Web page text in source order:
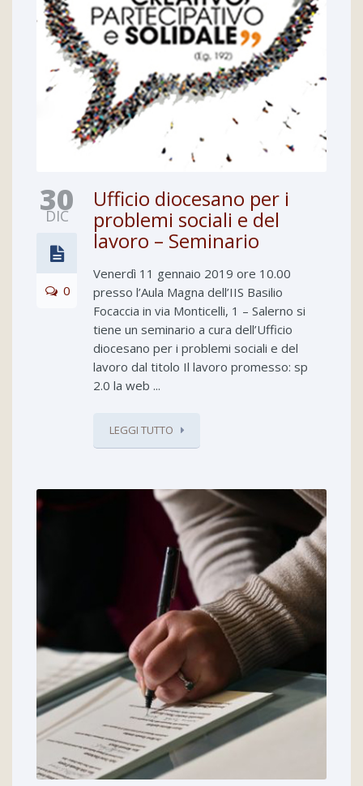
30
DIC
0
Ufficio diocesano per i
problemi sociali e del
lavoro – Seminario
Venerdì 11 gennaio 2019 ore 10.00
presso l’Aula Magna dell’IIS Basilio
Focaccia in via Monticelli, 1 – Salerno si
tiene un seminario a cura dell’Ufficio
diocesano per i problemi sociali e del
lavoro dal titolo Il lavoro promesso: sp
2.0 la web ...
LEGGI TUTTO